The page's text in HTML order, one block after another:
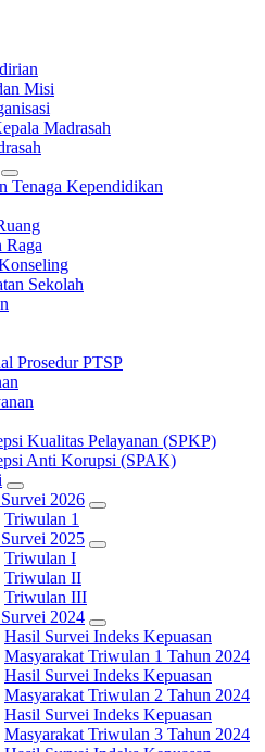
Misi
Madrasah
Tenaga Kependidikan
Raga
Sekolah
Prosedur PTSP
Kualitas Pelayanan (SPKP)
Anti Korupsi (SPAK)
2026
Triwulan 1
2025
Triwulan I
Triwulan II
Triwulan III
2024
Hasil Survei Indeks Kepuasan
Masyarakat Triwulan 1 Tahun 2024
Hasil Survei Indeks Kepuasan
Masyarakat Triwulan 2 Tahun 2024
Hasil Survei Indeks Kepuasan
Masyarakat Triwulan 3 Tahun 2024